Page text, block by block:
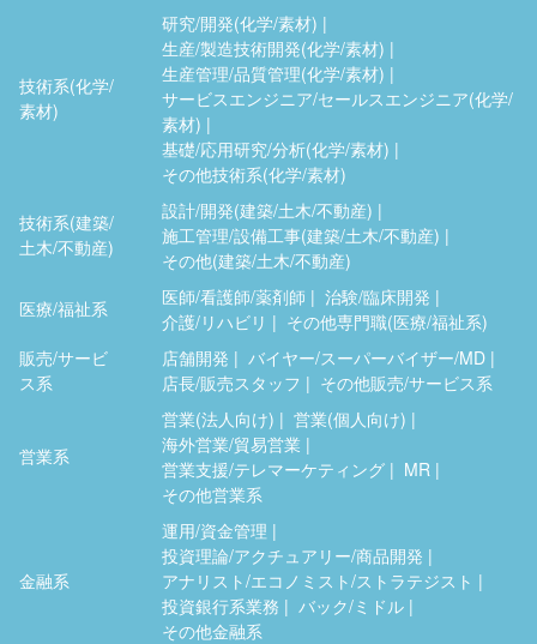
技術系(化学/
素材)
研究/開発(化学/素材)
生産/製造技術開発(化学/素材)
生産管理/品質管理(化学/素材)
サービスエンジニア/セールスエンジニア(化学/
素材)
基礎/応用研究/分析(化学/素材)
その他技術系(化学/素材)
技術系(建築/
土木/不動産)
設計/開発(建築/土木/不動産)
施工管理/設備工事(建築/土木/不動産)
その他(建築/土木/不動産)
医療/福祉系
医師/看護師/薬剤師
治験/臨床開発
介護/リハビリ
その他専門職(医療/福祉系)
販売/サービ
ス系
店舗開発
バイヤー/スーパーバイザー/MD
店長/販売スタッフ
その他販売/サービス系
営業系
営業(法人向け)
営業(個人向け)
海外営業/貿易営業
営業支援/テレマーケティング
MR
その他営業系
金融系
運用/資金管理
投資理論/アクチュアリー/商品開発
アナリスト/エコノミスト/ストラテジスト
投資銀行系業務
バック/ミドル
その他金融系